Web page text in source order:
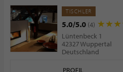
TISCHLER
5.0/5.0 (4)
Lüntenbeck 1
42327 Wuppertal
Deutschland
PROFIL